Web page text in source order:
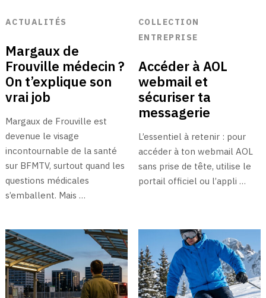
ACTUALITÉS
Margaux de
Frouville médecin ?
On t’explique son
vrai job
Margaux de Frouville est
devenue le visage
incontournable de la santé
sur BFMTV, surtout quand les
questions médicales
s’emballent. Mais …
COLLECTION
ENTREPRISE
Accéder à AOL
webmail et
sécuriser ta
messagerie
L’essentiel à retenir : pour
accéder à ton webmail AOL
sans prise de tête, utilise le
portail officiel ou l’appli …